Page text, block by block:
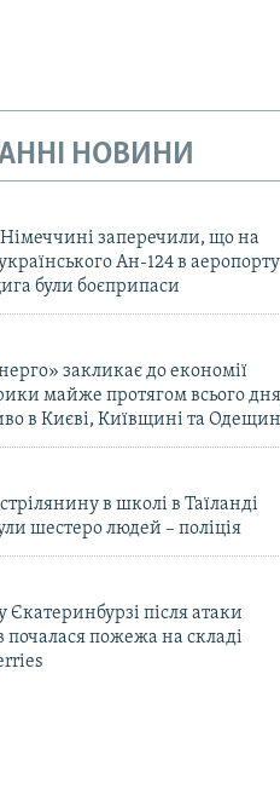
НОВИНИ
заперечили, що на
Ан-124 в аеропорту
були боєприпаси
закликає до економії
майже протягом всього
в Києві, Київщині та
в школі в Таїланді
шестеро людей – поліція
Єкатеринбурзі після атаки
почалася пожежа на складі